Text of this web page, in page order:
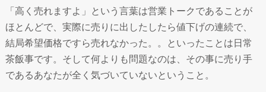
「高く売れますよ」という言葉は営業トークであることが
ほとんどで、実際に売りに出したしたら値下げの連続で、
結局希望価格ですら売れなかった。。といったことは日常
茶飯事です。そして何よりも問題なのは、その事に売り手
であるあなたが全く気づいていないということ。